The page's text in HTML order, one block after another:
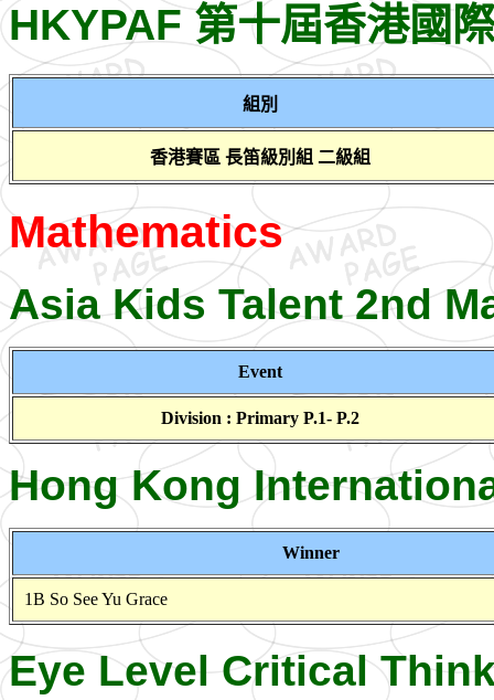
HKYPAF 第十屆香港國
組別
香港賽區 長笛級別組 二級組
Mathematics
Asia Kids Talent 2nd
Event
Division : Primary P.1- P.2
Hong Kong
Winner
1B So See Yu Grace
Eye Level Critical